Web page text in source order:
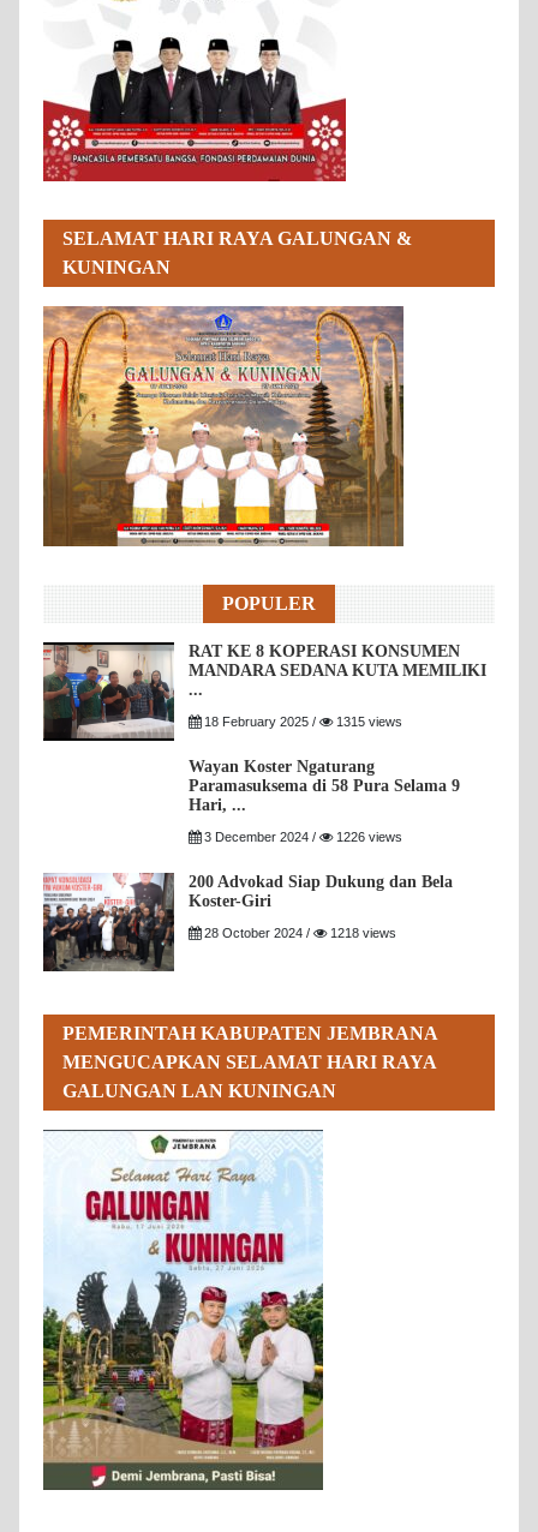
SELAMAT HARI RAYA GALUNGAN &
KUNINGAN
POPULER
RAT KE 8 KOPERASI KONSUMEN
MANDARA SEDANA KUTA MEMILIKI
...
18 February 2025 / 1315 views
Wayan Koster Ngaturang
Paramasuksema di 58 Pura Selama 9
Hari, ...
3 December 2024 / 1226 views
200 Advokad Siap Dukung dan Bela
Koster-Giri
28 October 2024 / 1218 views
PEMERINTAH KABUPATEN JEMBRANA
MENGUCAPKAN SELAMAT HARI RAYA
GALUNGAN LAN KUNINGAN